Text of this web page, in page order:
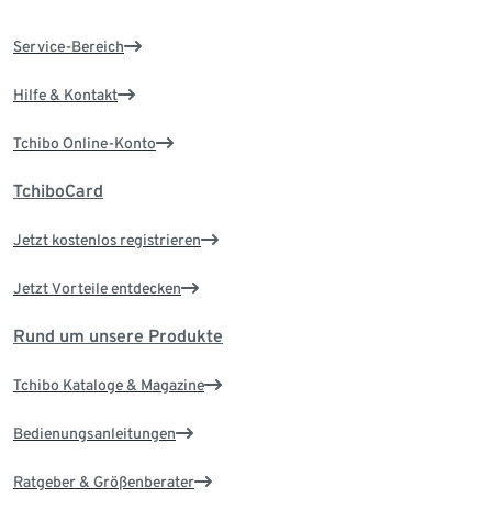
Service-Bereich
Hilfe & Kontakt
Tchibo Online-Konto
TchiboCard
Jetzt kostenlos registrieren
Jetzt Vorteile entdecken
Rund um unsere Produkte
Tchibo Kataloge & Magazine
Bedienungsanleitungen
Ratgeber & Größenberater